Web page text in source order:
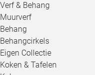
Verf & Behang
Muurverf
Behang
Behangcirkels
Eigen Collectie
Koken & Tafelen